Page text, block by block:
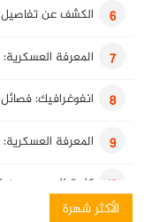
6 الكشف عن تفاصيل
7 المعرفة العسكرية:
8 انفوغرافيك: فصائل
9 المعرفة
10 كلمة للسيد حسن
الأكثر شهرة